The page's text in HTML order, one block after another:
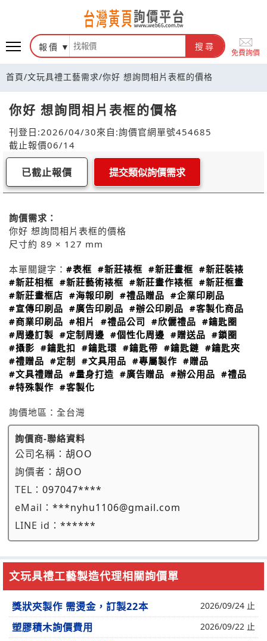
報價 搜尋
免費詢價
首頁/文玩具禮工藝需求/你好 想詢問相片表框的價格
你好 想詢問相片表框的價格
刊登日:2026/04/30來自:詢價官網單號454685
截止報價06/14
已截止報價 提交類似詢價需求
詢價需求：
你好 想詢問相片表框的價格
尺寸約 89 × 127 mm
本單關鍵字： #表框 #新莊裱框 #新莊畫框 #新莊裝裱
#新莊相框 #新莊藝術裱框 #新莊畫作裱框 #新莊框畫
#新莊畫框店 #海報印刷 #禮品贈品 #企業印刷品
#宣傳印刷品 #廣告印刷品 #辦公印刷品 #客製化商品
#商業印刷品 #相片 #禮品公司 #欣儷禮品 #鑰匙圈
#周邊訂製 #定制周邊 #個性化周邊 #贈送品 #鎖圈
#攝影 #鑰匙扣 #鑰匙環 #鑰匙帶 #鑰匙鏈 #鑰匙夾
#禮贈品 #定制 #文具用品 #專屬製作 #贈品
#文具禮贈品 #量身打造 #廣告贈品 #辦公用品 #禮品
#特殊製作 #客製化
詢價地區： 全台灣
詢價商-聯絡資料
公司名稱： 胡OO
詢價者： 胡OO
TEL： 097047****
eMail： ***nyhu1106@gmail.com
LINE id： ******
文玩具禮工藝製造代理相關詢價單
獎狀夾製作 需燙金，訂製22本 2026/09/24 止
塑膠積木詢價費用 2026/09/22 止